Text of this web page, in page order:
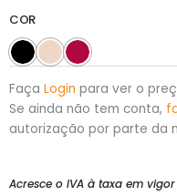
COR
Faça Login para ver o
Se ainda não tem conta,
autorização por parte da
Acresce o IVA à taxa em vigor